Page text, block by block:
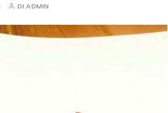
DIADMIN